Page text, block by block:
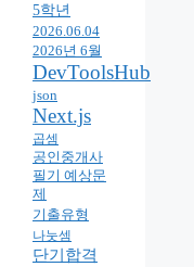
5학년
2026.06.04
2026년 6월
DevToolsHub
json
Next.js
곱셈
공인중개사
필기 예상문
제
기출유형
나눗셈
단기합격